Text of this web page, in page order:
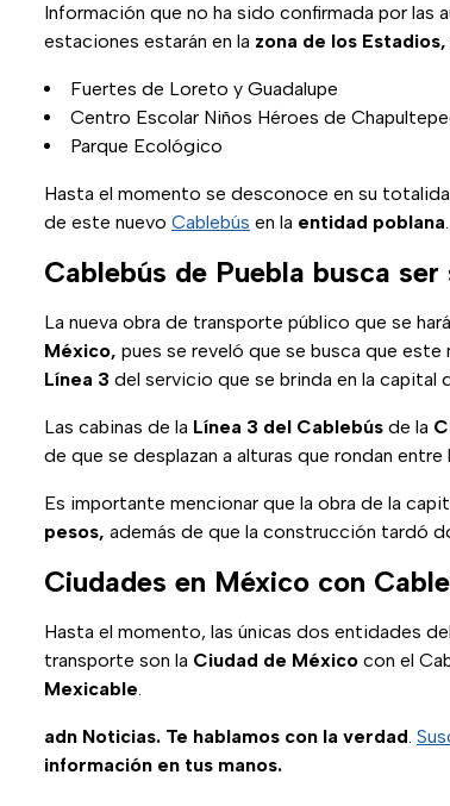
Información que no ha sido confirmada por las
estaciones estarán en la zona de los Estadios,
Fuertes de Loreto y Guadalupe
Centro Escolar Niños Héroes de
Parque Ecológico
Hasta el momento se desconoce en su
de este nuevo Cablebús en la entidad poblana.
Cablebús de Puebla busca
La nueva obra de transporte público que se
México, pues se reveló que se busca que este
Línea 3 del servicio que se brinda en la capital
Las cabinas de la Línea 3 del Cablebús de la
de que se desplazan a alturas que rondan
Es importante mencionar que la obra de la
pesos, además de que la construcción tardó
Ciudades en México con
Hasta el momento, las únicas dos entidades
transporte son la Ciudad de México con el
Mexicable.
adn Noticias. Te hablamos con la verdad.
información en tus manos.